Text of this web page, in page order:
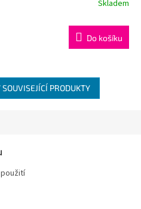
Skladem
Do košíku
PRODUKTY